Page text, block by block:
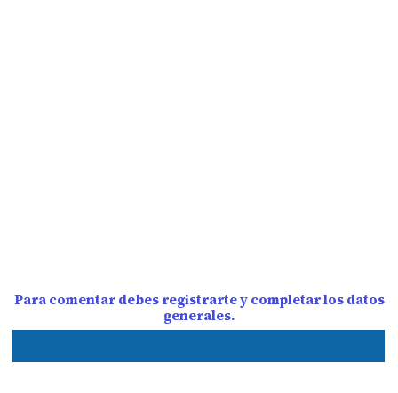
Para comentar debes registrarte y completar los datos
generales.